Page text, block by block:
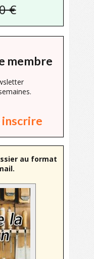
€
membre
inscrire
au format